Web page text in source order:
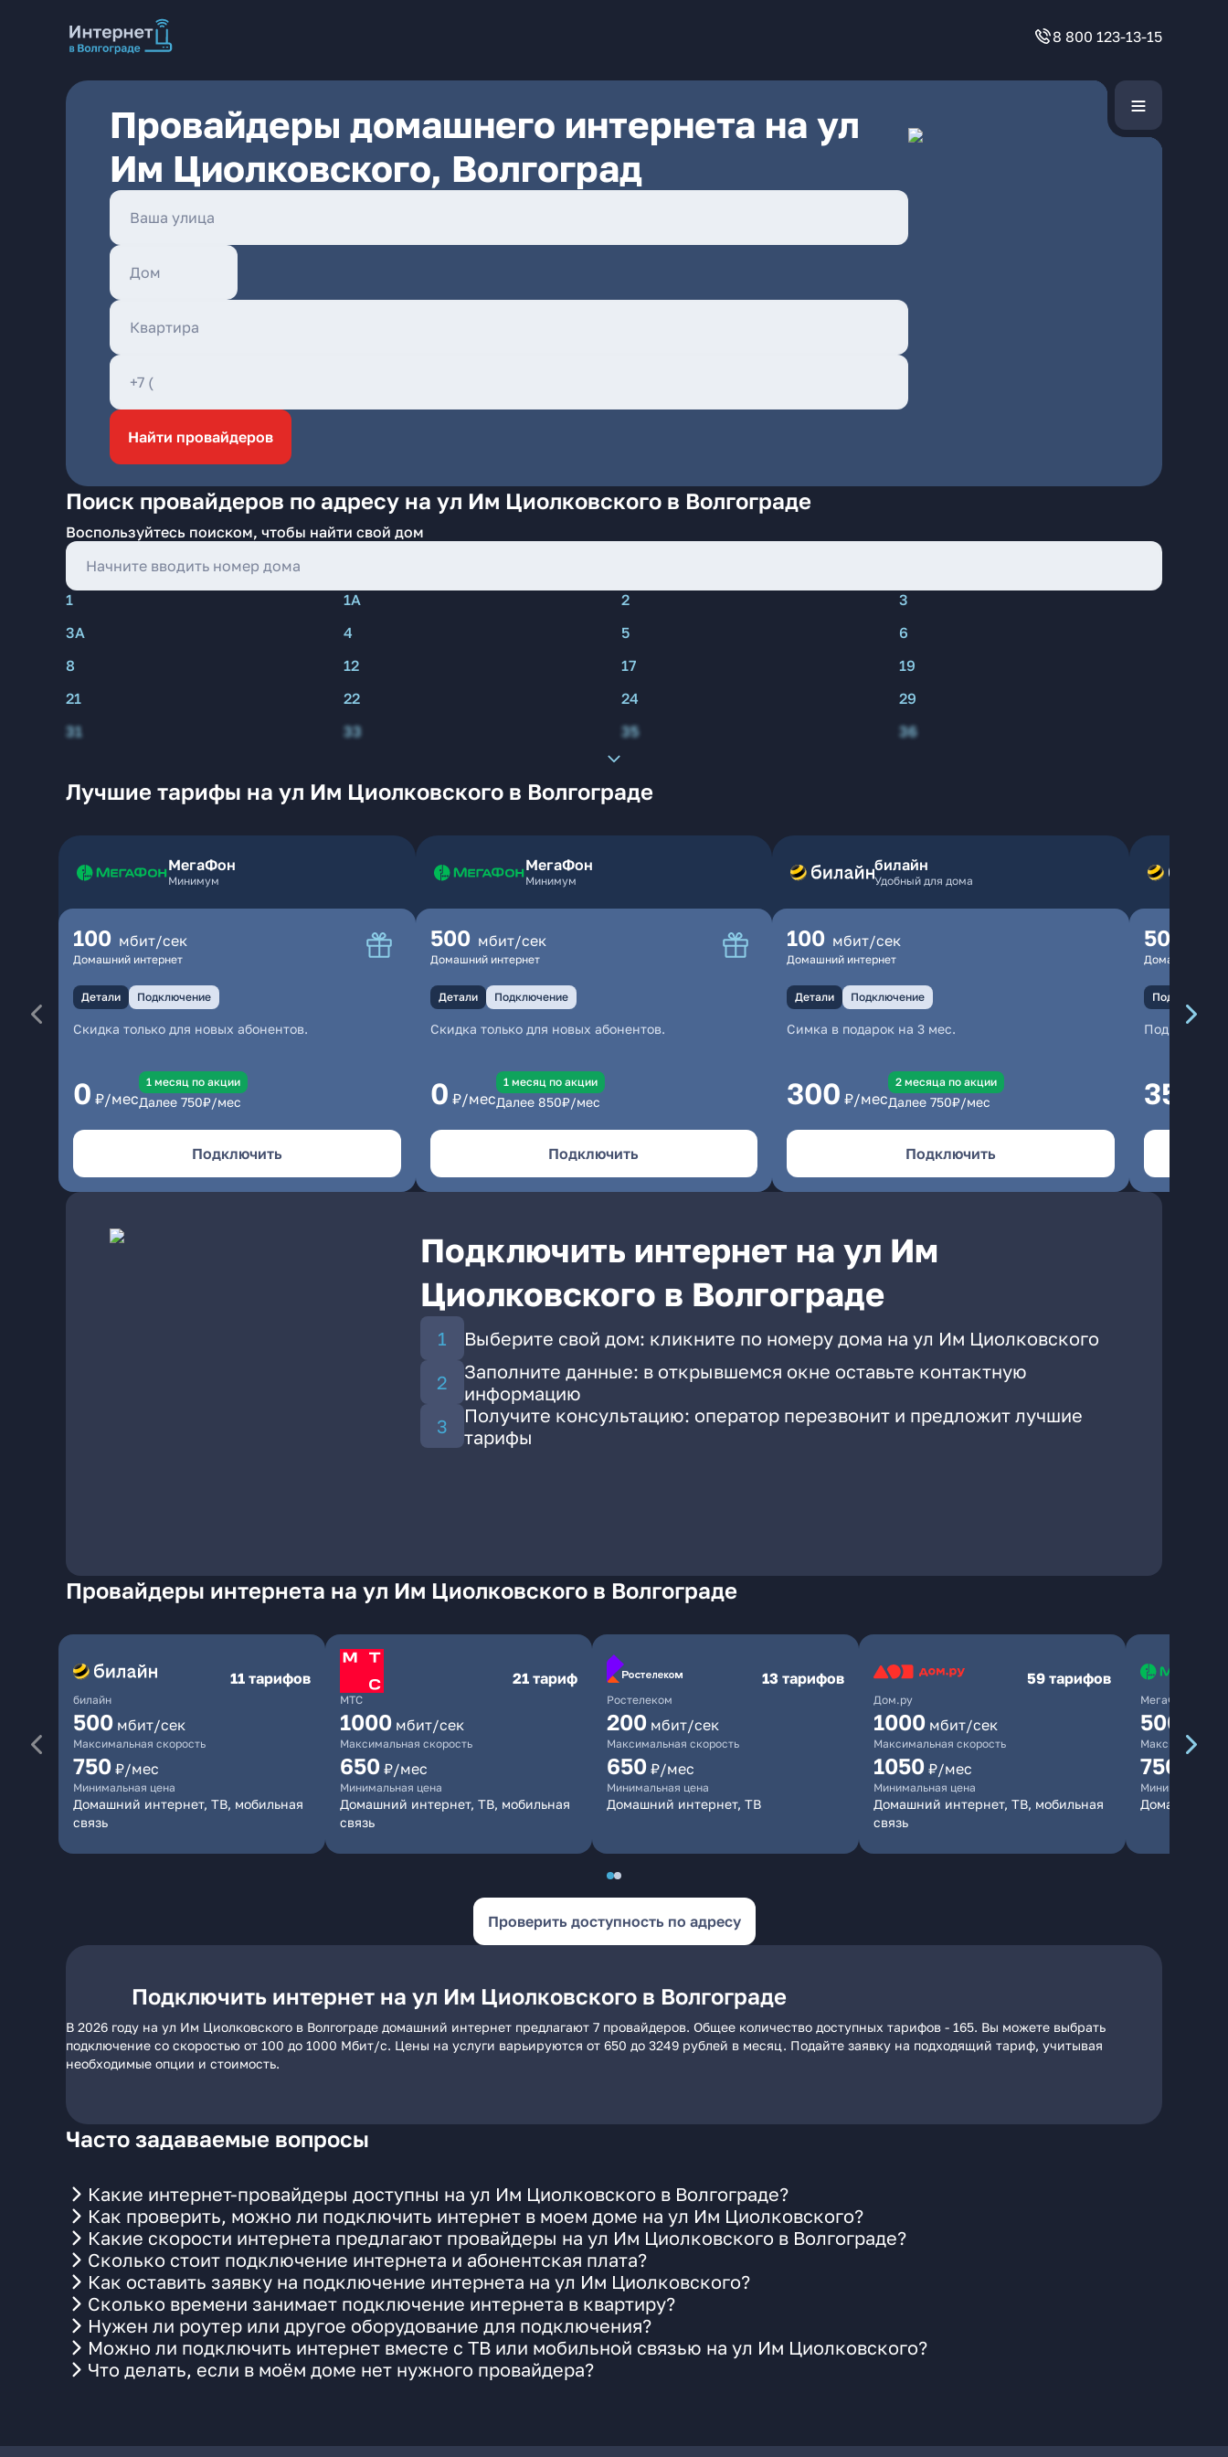
8 800 123-13-15
Провайдеры домашнего интернета на ул
Им Циолковского, Волгоград
Найти провайдеров
Поиск провайдеров по адресу на ул Им Циолковского в Волгограде
Воспользуйтесь поиском, чтобы найти свой дом
1 1А 2
3
3А
4 5
6
8
12 17
19
21
22 24
29
31
33 35 36
Лучшие тарифы на ул Им Циолковского в Волгограде
МегаФон
Минимум
100 мбит/сек
Домашний интернет
Детали Подключение
Скидка только для новых абонентов.
0 ₽/мес
1 месяц по акции
Далее 750₽/мес
Подключить
МегаФон
Минимум
500 мбит/сек
Домашний интернет
Детали Подключение
Скидка только для новых абонентов.
0 ₽/мес
1 месяц по акции
Далее 850₽/мес
Подключить
билайн
Удобный для дома
100 мбит/сек
Домашний интернет
Детали Подключение
Симка в подарок на 3 мес.
300 ₽/мес
2 месяцa по акции
Далее 750₽/мес
Подключить
500
Домашний
Подключение
350
Подключить интернет на ул Им
Циолковского в Волгограде
Выберите свой дом: кликните по номеру дома на ул Им Циолковского
Заполните данные: в открывшемся окне оставьте контактную
информацию
Получите консультацию: оператор перезвонит и предложит лучшие
тарифы
Провайдеры интернета на ул Им Циолковского в Волгограде
билайн
11 тарифов
500 мбит/сек
Максимальная скорость
750 ₽/мес
Минимальная цена
Домашний интернет, ТВ, мобильная
связь
МТС
21 тариф
1000 мбит/сек
Максимальная скорость
650 ₽/мес
Минимальная цена
Домашний интернет, ТВ, мобильная
связь
Ростелеком
13 тарифов
200 мбит/сек
Максимальная скорость
650 ₽/мес
Минимальная цена
Домашний интернет, ТВ
Дом.ру
59 тарифов
1000 мбит/сек
Максимальная скорость
1050 ₽/мес
Минимальная цена
Домашний интернет, ТВ, мобильная
связь
МегаФон
500
Максимальная
750
Минимальная
Домашний
Проверить доступность по адресу
Подключить интернет на ул Им Циолковского в Волгограде
В 2026 году на ул Им Циолковского в Волгограде домашний интернет предлагают 7 провайдеров. Общее количество доступных тарифов - 165. Вы можете выбрать
подключение со скоростью от 100 до 1000 Мбит/с. Цены на услуги варьируются от 650 до 3249 рублей в месяц. Подайте заявку на подходящий тариф, учитывая
необходимые опции и стоимость.
Часто задаваемые вопросы
Какие интернет-провайдеры доступны на ул Им Циолковского в Волгограде?
Как проверить, можно ли подключить интернет в моем доме на ул Им Циолковского?
Какие скорости интернета предлагают провайдеры на ул Им Циолковского в Волгограде?
Сколько стоит подключение интернета и абонентская плата?
Как оставить заявку на подключение интернета на ул Им Циолковского?
Сколько времени занимает подключение интернета в квартиру?
Нужен ли роутер или другое оборудование для подключения?
Можно ли подключить интернет вместе с ТВ или мобильной связью на ул Им Циолковского?
Что делать, если в моём доме нет нужного провайдера?